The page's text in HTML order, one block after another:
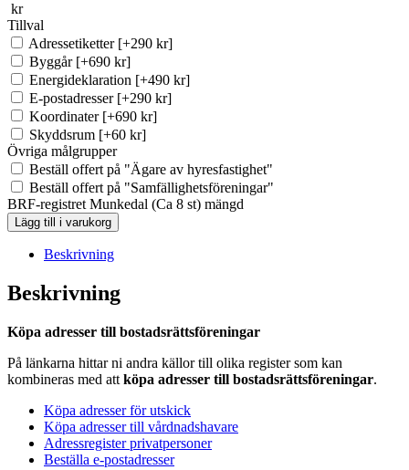
kr
Tillval
Adressetiketter [+290 kr]
Byggår [+690 kr]
Energideklaration [+490 kr]
E-postadresser [+290 kr]
Koordinater [+690 kr]
Skyddsrum [+60 kr]
Övriga målgrupper
Beställ offert på "Ägare av hyresfastighet"
Beställ offert på "Samfällighetsföreningar"
BRF-registret Munkedal (Ca 8 st) mängd
Lägg till i varukorg
Beskrivning
Beskrivning
Köpa adresser till bostadsrättsföreningar
På länkarna hittar ni andra källor till olika register som kan
kombineras med att köpa adresser till bostadsrättsföreningar.
Köpa adresser för utskick
Köpa adresser till vårdnadshavare
Adressregister privatpersoner
Beställa e-postadresser